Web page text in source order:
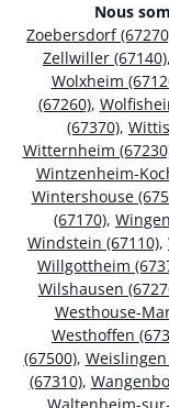
Nous
Zoebersdorf
Zellwiller (67140),
Wolxheim
(67260),
(67370),
Witternheim
Wintzenheim-
Wintershouse
(67170),
Windstein (67110),
Willgottheim
Wilshausen
Westhouse-
Westhoffen
(67500), Weislingen
(67310),